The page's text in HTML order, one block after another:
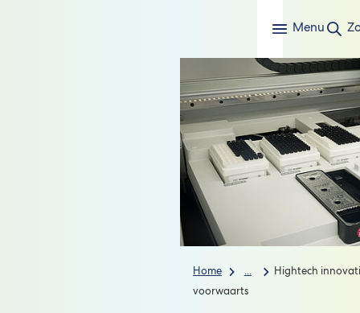
Menu
Home ...
Hightech
voorwaarts